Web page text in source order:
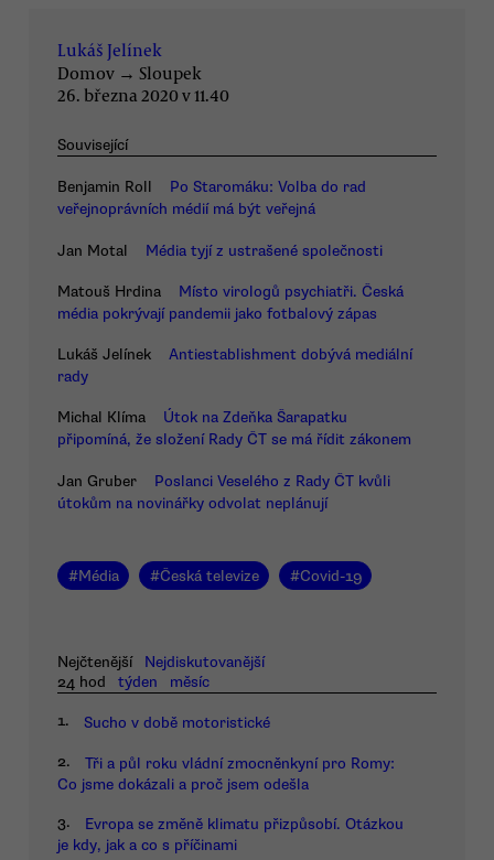
Lukáš Jelínek
Domov → Sloupek
26. března 2020 v 11.40
Související
Benjamin Roll
Po Staromáku: Volba do rad
veřejnoprávních médií má být veřejná
Jan Motal Média tyjí z ustrašené společnosti
Matouš Hrdina
Místo virologů psychiatři. Česká
média pokrývají pandemii jako fotbalový zápas
Lukáš Jelínek
Antiestablishment dobývá mediální
rady
Michal Klíma
Útok na Zdeňka Šarapatku
připomíná, že složení Rady ČT se má řídit zákonem
Jan Gruber
Poslanci Veselého z Rady ČT kvůli
útokům na novinářky odvolat neplánují
#Média #Česká televize #Covid-19
Nejčtenější
Nejdiskutovanější
24 hod
týden měsíc
1. Sucho v době motoristické
2.
Tři a půl roku vládní zmocněnkyní pro Romy:
Co jsme dokázali a proč jsem odešla
3.
Evropa se změně klimatu přizpůsobí. Otázkou
je kdy, jak a co s příčinami